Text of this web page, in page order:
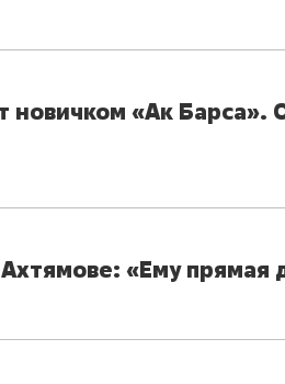
новичком «Ак
«Ему прямая